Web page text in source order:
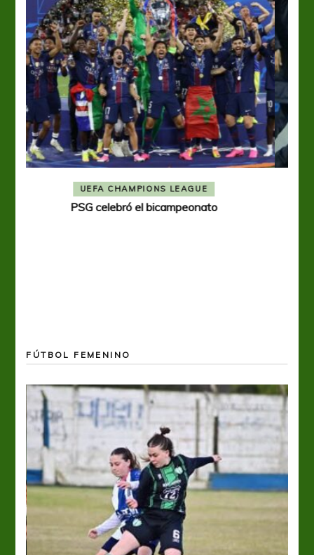
BOCA JUNIORS COPA LIBERTADORES
Una nueva frustración para Boca
FÚTBOL FEMENINO